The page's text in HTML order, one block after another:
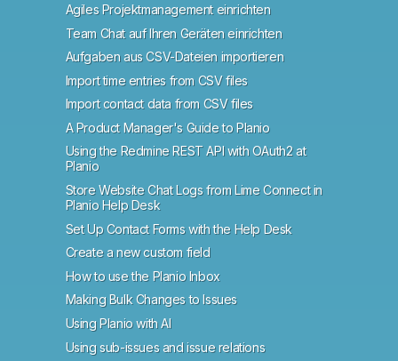
Agiles Projektmanagement einrichten
Team Chat auf Ihren Geräten einrichten
Aufgaben aus CSV-Dateien importieren
Import time entries from CSV files
Import contact data from CSV files
A Product Manager's Guide to Planio
Using the Redmine REST API with OAuth2 at
Planio
Store Website Chat Logs from Lime Connect in
Planio Help Desk
Set Up Contact Forms with the Help Desk
Create a new custom field
How to use the Planio Inbox
Making Bulk Changes to Issues
Using Planio with AI
Using sub-issues and issue relations